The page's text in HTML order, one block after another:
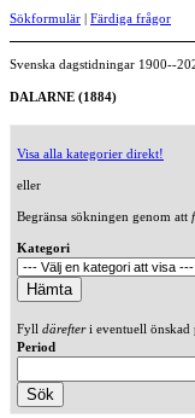
Sökformulär | Färdiga frågor
Svenska dagstidningar 1900--
DALARNE (1884)
Visa alla kategorier direkt!
eller
Begränsa sökningen genom att
Kategori
Fyll därefteri eventuell önskad
Period